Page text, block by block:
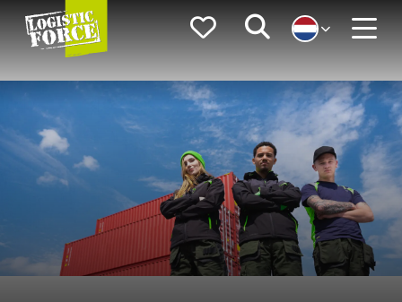
Logistic
Force
FavorietenZoeken